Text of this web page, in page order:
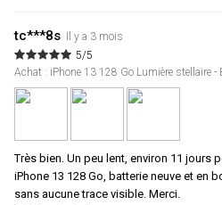
tc***8s
Il y a 3 mois
5/5
Achat : iPhone 13 128 Go Lumière stellaire -
Très bien. Un peu lent, environ 11 jours
iPhone 13 128 Go, batterie neuve et en
sans aucune trace visible. Merci.